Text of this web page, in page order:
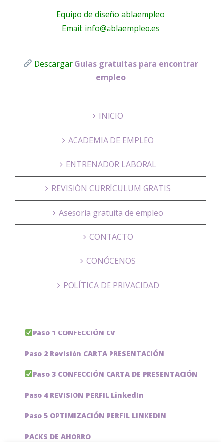
Equipo de diseño ablaempleo
Email: info@ablaempleo.es
Descargar Guías gratuitas para encontrar
empleo
INICIO
ACADEMIA DE EMPLEO
ENTRENADOR LABORAL
REVISIÓN CURRÍCULUM GRATIS
Asesoría gratuita de empleo
CONTACTO
CONÓCENOS
POLÍTICA DE PRIVACIDAD
Paso 1 CONFECCIÓN CV
Paso 2 Revisión CARTA PRESENTACIÓN
Paso 3 CONFECCIÓN CARTA DE PRESENTACIÓN
Paso 4 REVISION PERFIL LinkedIn
Paso 5 OPTIMIZACIÓN PERFIL LINKEDIN
PACKS DE AHORRO